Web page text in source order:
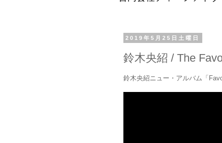
2019年5月25日土曜日
鈴木央紹 / The
鈴木央紹ニュー・アルバム「